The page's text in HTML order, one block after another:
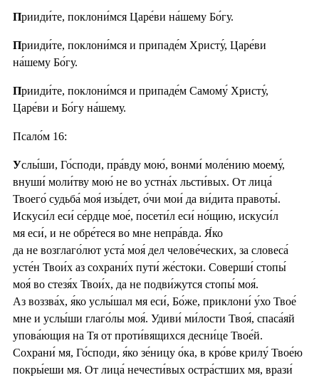
Прииди́те, поклони́мся Царе́ви на́шему Бо́гу.
Прииди́те, поклони́мся и припаде́м Христу́, Царе́ви
на́шему Бо́гу.
Прииди́те, поклони́мся и припаде́м Самому́ Христу́,
Царе́ви и Бо́гу на́шему.
Псало́м 16:
Услы́ши, Го́споди, пра́вду мою́, вонми́ моле́нию моему́,
внуши́ моли́тву мою́ не во устна́х льсти́вых. От лица́
Твоего́ судьба́ моя́ изы́дет, о́чи мои́ да ви́дита правоты́.
Искуси́л еси́ се́рдце мое́, посети́л еси́ но́щию, искуси́л
мя еси́, и не обре́теся во мне непра́вда. Я́ко
да не возглаго́лют уста́ моя́ дел челове́ческих, за словеса́
усте́н Твои́х аз сохрани́х пути́ же́стоки. Соверши́ стопы́
моя́ во стезя́х Твои́х, да не подви́жутся стопы́ моя́.
Аз воззва́х, я́ко услы́шал мя еси́, Бо́же, приклони́ у́хо Твое́
мне и услы́ши глаго́лы моя́. Удиви́ ми́лости Твоя́, спаса́яй
упова́ющия на Тя от проти́вящихся десни́це Твое́й.
Сохрани́ мя, Го́споди, я́ко зе́ницу о́ка, в кро́ве крилу́ Твое́ю
покры́еши мя. От лица́ нечести́вых остра́стших мя, врази́